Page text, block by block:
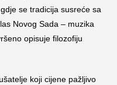
se tradicija susreće sa
Novog Sada – muzika
opisuje filozofiju
koji cijene pažljivo